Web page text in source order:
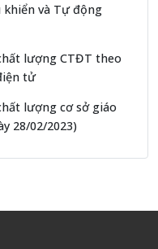
khiển và Tự động
lượng CTĐT theo
tử
lượng cơ sở giáo
28/02/2023)